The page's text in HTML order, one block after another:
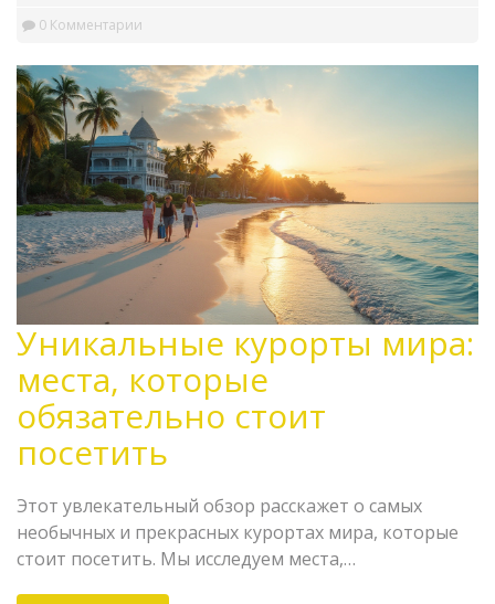
0 Комментарии
Уникальные курорты мира:
места, которые
обязательно стоит
посетить
Этот увлекательный обзор расскажет о самых
необычных и прекрасных курортах мира, которые
стоит посетить. Мы исследуем места,